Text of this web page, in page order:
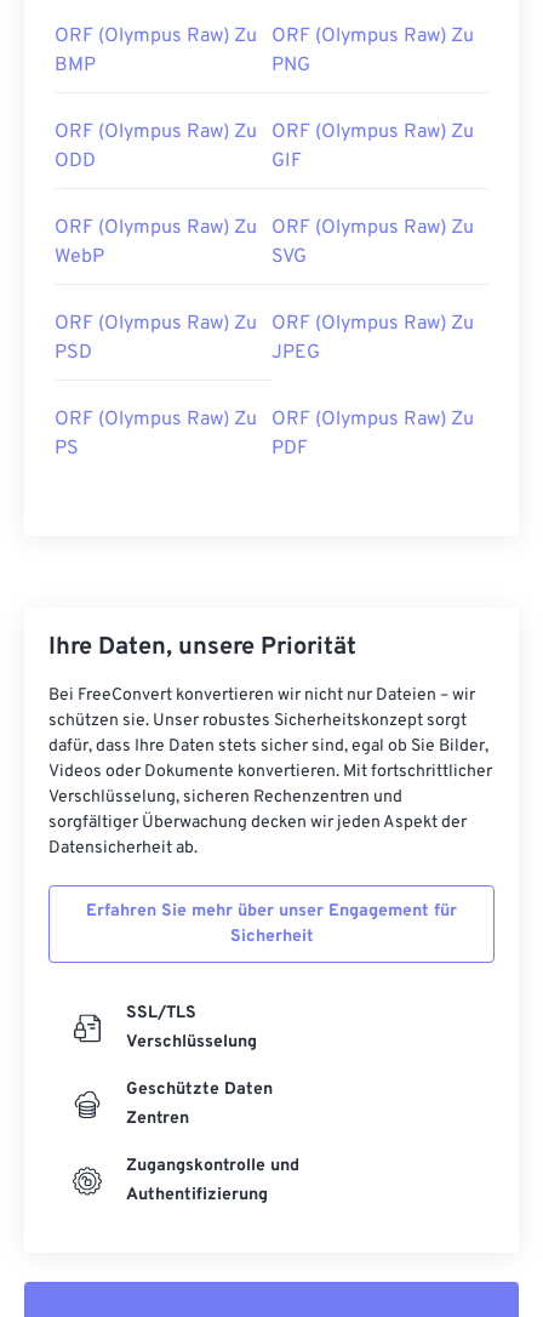
ORF (Olympus Raw) Zu
BMP
ORF (Olympus Raw) Zu
PNG
ORF (Olympus Raw) Zu
ODD
ORF (Olympus Raw) Zu
GIF
ORF (Olympus Raw) Zu
WebP
ORF (Olympus Raw) Zu
SVG
ORF (Olympus Raw) Zu
PSD
ORF (Olympus Raw) Zu
JPEG
ORF (Olympus Raw) Zu
PS
ORF (Olympus Raw) Zu
PDF
Ihre Daten, unsere Priorität
Bei FreeConvert konvertieren wir nicht nur Dateien – wir
schützen sie. Unser robustes Sicherheitskonzept sorgt
dafür, dass Ihre Daten stets sicher sind, egal ob Sie Bilder,
Videos oder Dokumente konvertieren. Mit fortschrittlicher
Verschlüsselung, sicheren Rechenzentren und
sorgfältiger Überwachung decken wir jeden Aspekt der
Datensicherheit ab.
Erfahren Sie mehr über unser Engagement für
Sicherheit
SSL/TLS
Verschlüsselung
Geschützte Daten
Zentren
Zugangskontrolle und
Authentifizierung